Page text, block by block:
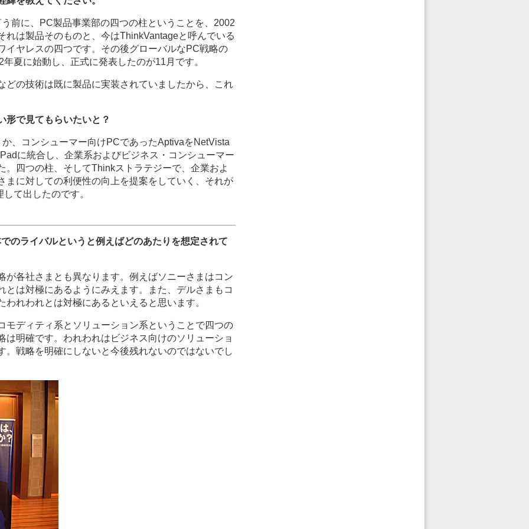
に、PC製品事業部の四つの柱ということを、2002
れは製品そのものと、今はThinkVantageと呼んでいる
イヤレスの四つです。その後グローバルなPC戦略の
夏に始動し、正式に発表したのが11月です。
の技術は既に製品に実装されていましたから、これ
で見てもらいたいと？
、コンシューマー向けPCであったAptivaをNetVista
に統合し、企業系およびビジネス・コンシューマー
。四つの柱、そしてThinkストラテジーで、企業およ
まに対しての利便性の向上を提案をしていく、それが
て出したのです。
ライバルというと例えばどのあたりを想定されて
各社さまとも異なります。例えばソニーさまはコン
とは対極にあるようにみえます。また、デルさまもコ
れわれとは対極にあるといえると思います。
ディティ系とソリューション系ということで四つの
は明確です。われわれはビジネス向けのソリューショ
。戦略を明確にしないと今後残れないのではないでし